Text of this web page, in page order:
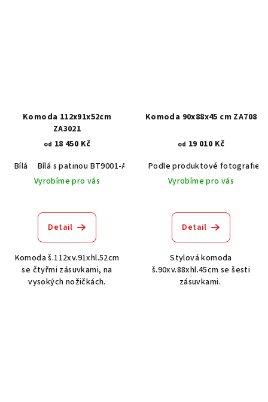
Komoda 112x91x52cm
ZA3021
od 18 450 Kč
Bílá
Bílá s patinou BT9001-A6 Černá RAL 9005
Šedá RAL 7037
Vyrobíme pro vás
Detail
Komoda š.112xv.91xhl.52cm
se čtyřmi zásuvkami, na
vysokých nožičkách.
Komoda 90x88x45 cm ZA708
od 19 010 Kč
Podle produktové fotografie
Vyrobíme pro vás
Detail
Stylová komoda
š.90xv.88xhl.45cm se šesti
zásuvkami.